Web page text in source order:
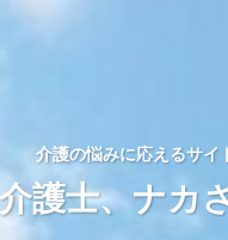
介護の悩みに応えるサイ
護士、ナカ